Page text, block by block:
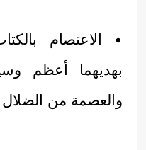
• الاعتصام
بهديهما أعظم
والعصمة من الضلال